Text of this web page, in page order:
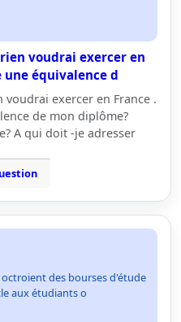
voudrai exercer en
une équivalence d
exercer en France .
de mon diplôme?
A qui doit -je adresser
des bourses d'étude
aux étudiants o